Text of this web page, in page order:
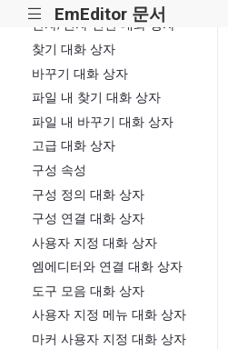
||| EmEditor 문서
반자/전자 변환 대화 상자
찾기 대화 상자
바꾸기 대화 상자
파일 내 찾기 대화 상자
파일 내 바꾸기 대화 상자
고급 대화 상자
구성 속성
구성 정의 대화 상자
구성 연결 대화 상자
사용자 지정 대화 상자
엠에디터와 연결 대화 상자
도구 모음 대화 상자
사용자 지정 메뉴 대화 상자
마커 사용자 지정 대화 상자